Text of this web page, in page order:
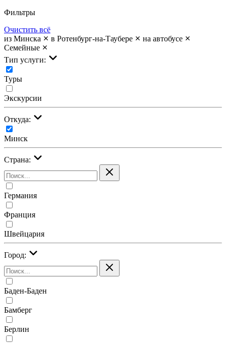
Фильтры
Очистить всё
из Минска
в Ротенбург-на-Таубере
на автобусе
Семейные
Тип услуги:
Туры
Экскурсии
Откуда:
Минск
Страна:
Германия
Франция
Швейцария
Город:
Баден-Баден
Бамберг
Берлин